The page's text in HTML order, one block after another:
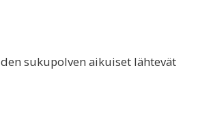
sukupolven aikuiset lähtevät